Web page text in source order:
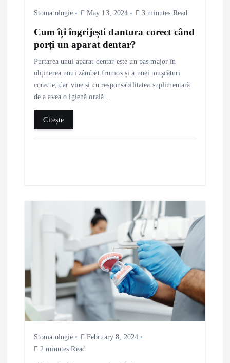
Stomatologie May 13, 2024 3 minutes Read
Cum îți îngrijești dantura corect când
porți un aparat dentar?
Purtarea unui aparat dentar este un pas major în
obținerea unui zâmbet frumos și a unei mușcături
corecte, dar vine și cu responsabilitatea suplimentară
de a avea o igienă orală…
Citește
Stomatologie
February 8, 2024
2 minutes Read